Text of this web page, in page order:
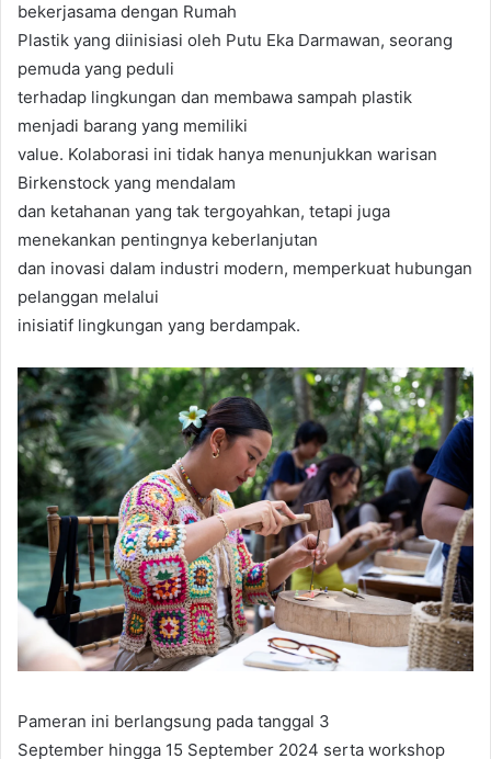
bekerjasama dengan Rumah
Plastik yang diinisiasi oleh Putu Eka Darmawan, seorang
pemuda yang peduli
terhadap lingkungan dan membawa sampah plastik
menjadi barang yang memiliki
value. Kolaborasi ini tidak hanya menunjukkan warisan
Birkenstock yang mendalam
dan ketahanan yang tak tergoyahkan, tetapi juga
menekankan pentingnya keberlanjutan
dan inovasi dalam industri modern, memperkuat hubungan
pelanggan melalui
inisiatif lingkungan yang berdampak.
Pameran ini berlangsung pada tanggal 3
September hingga 15 September 2024 serta workshop